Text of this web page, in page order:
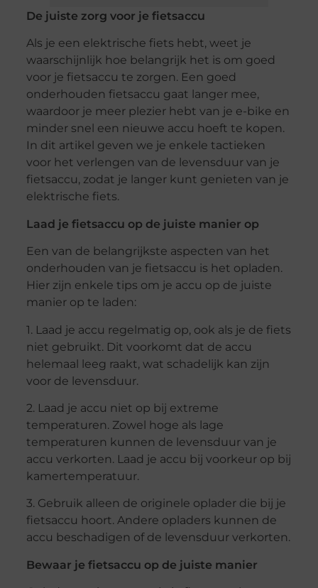
De juiste zorg voor je fietsaccu
Als je een elektrische fiets hebt, weet je
waarschijnlijk hoe belangrijk het is om goed
voor je fietsaccu te zorgen. Een goed
onderhouden fietsaccu gaat langer mee,
waardoor je meer plezier hebt van je e-bike en
minder snel een nieuwe accu hoeft te kopen.
In dit artikel geven we je enkele tactieken
voor het verlengen van de levensduur van je
fietsaccu, zodat je langer kunt genieten van je
elektrische fiets.
Laad je fietsaccu op de juiste manier op
Een van de belangrijkste aspecten van het
onderhouden van je fietsaccu is het opladen.
Hier zijn enkele tips om je accu op de juiste
manier op te laden:
1. Laad je accu regelmatig op, ook als je de fiets
niet gebruikt. Dit voorkomt dat de accu
helemaal leeg raakt, wat schadelijk kan zijn
voor de levensduur.
2. Laad je accu niet op bij extreme
temperaturen. Zowel hoge als lage
temperaturen kunnen de levensduur van je
accu verkorten. Laad je accu bij voorkeur op bij
kamertemperatuur.
3. Gebruik alleen de originele oplader die bij je
fietsaccu hoort. Andere opladers kunnen de
accu beschadigen of de levensduur verkorten.
Bewaar je fietsaccu op de juiste manier